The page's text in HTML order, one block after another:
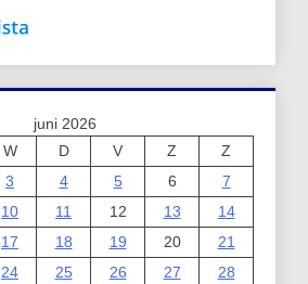
juni 2026
W D V Z
Z
3 4 5 6
7
10 11 12 13
14
17 18 19 20
21
24 25 26 27
28